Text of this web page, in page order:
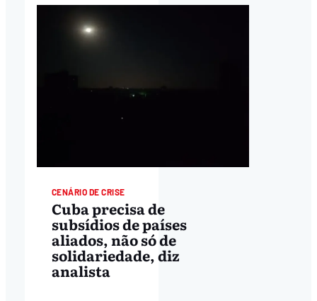
CENÁRIO DE CRISE
Cuba precisa de
subsídios de países
aliados, não só de
solidariedade, diz
analista